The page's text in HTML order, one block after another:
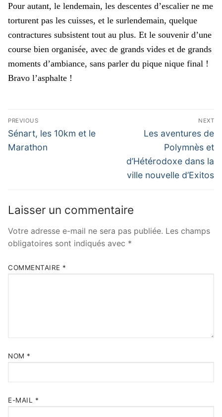
Pour autant, le lendemain, les descentes d’escalier ne me
torturent pas les cuisses, et le surlendemain, quelque
contractures subsistent tout au plus. Et le souvenir d’une
course bien organisée, avec de grands vides et de grands
moments d’ambiance, sans parler du pique nique final !
Bravo l’asphalte !
Navigation
de
l’article
PREVIOUS
Previous
post:
Sénart, les 10km et le
Marathon
NEXT
Next
Les aventures de
Polymnès et
d’Hétérodoxe dans la
ville nouvelle d’Exitos
Laisser un commentaire
Votre adresse e-mail ne sera pas publiée. Les champs
obligatoires sont indiqués avec *
COMMENTAIRE *
NOM *
E-MAIL *